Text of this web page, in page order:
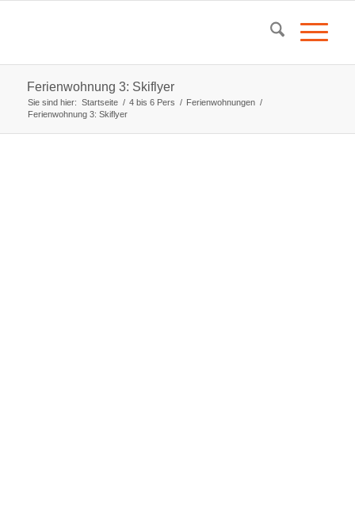
Ferienwohnung 3: Skiflyer
Sie sind hier: Startseite / 4 bis 6 Pers / Ferienwohnungen /
Ferienwohnung 3: Skiflyer